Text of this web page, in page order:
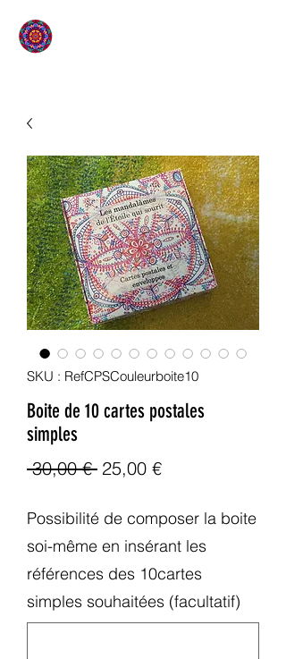
SKU : RefCPSCouleurboite10
Boite de 10 cartes postales
simples
30,00 € Prix
25,00 €Prix
Possibilité de composer la boite
soi-même en insérant les
références des 10cartes
simples souhaitées (facultatif)